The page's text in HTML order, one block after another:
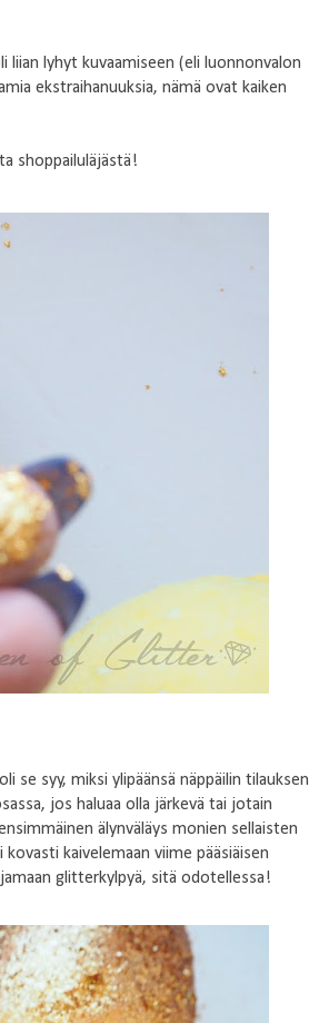
lyhyt kuvaamiseen (eli luonnonvalon
ekstraihanuuksia, nämä ovat kaiken
shoppailuläjästä!
oli se syy, miksi ylipäänsä näppäilin tilauksen
jos haluaa olla järkevä tai jotain
älynväläys monien sellaisten
kaivelemaan viime pääsiäisen
glitterkylpyä, sitä odotellessa!